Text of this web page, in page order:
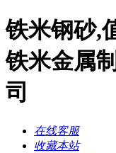
铁米钢砂,
铁米金属
司
在线客服
收藏本站